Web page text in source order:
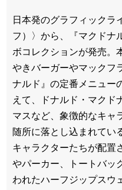
日本発のグラフィックラ
フ）〉から、『マクドナ
ボコレクションが発売。
やきバーガーやマックフ
ナルド』の定番メニュー
えて、ドナルド・マクド
マスなど、象徴的なキャ
随所に落とし込まれてい
キャラクターたちが配置
やパーカー、トートバッ
われたハーフジップスウ